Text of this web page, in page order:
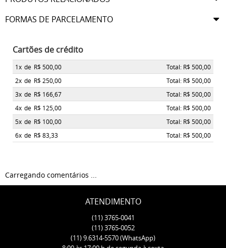
FORMAS DE PARCELAMENTO
Cartões de crédito
1x de R$ 500,00
Total: R$ 500,00
2x de R$ 250,00
Total: R$ 500,00
3x de R$ 166,67
Total: R$ 500,00
4x de R$ 125,00
Total: R$ 500,00
5x de R$ 100,00
Total: R$ 500,00
6x de R$ 83,33 Total: R$ 500,00
Carregando comentários ...
ATENDIMENTO
(11)3765-0041
(11)3765-0052
(11)9.6314-5570(WhatsApp)